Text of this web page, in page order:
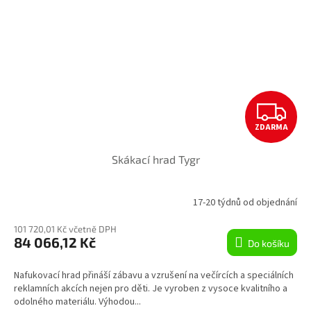
Z
D
R
M
A
ZDARMA
Skákací hrad Tygr
17-20 týdnů od objednání
101 720,01 Kč včetně DPH
84 066,12 Kč Do košíku
Nafukovací hrad přináší zábavu a vzrušení na večírcích a speciálních
reklamních akcích nejen pro děti. Je vyroben z vysoce kvalitního a
odolného materiálu. Výhodou...